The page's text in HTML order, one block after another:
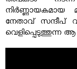
നിർണ്ണായകമായ
നേതാവ് സന്ദീപ്